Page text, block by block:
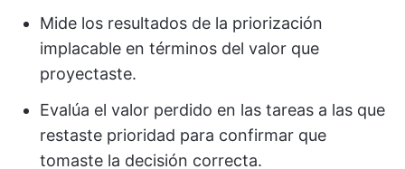
Mide los resultados de la priorización
implacable en términos del valor que
proyectaste.
Evalúa el valor perdido en las tareas a las que
restaste prioridad para confirmar que
tomaste la decisión correcta.